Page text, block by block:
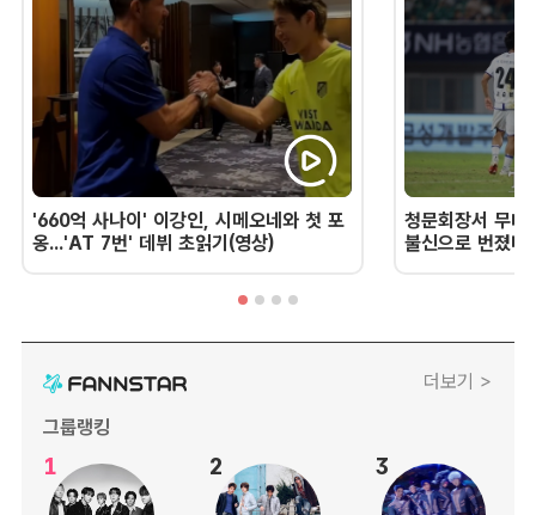
'660억 사나이' 이강인, 시메오네와 첫 포
옹...'AT 7번' 데뷔 초읽기(영상)
청문회장서 무너
불신으로 번졌
더보기 >
그룹랭킹
1 2 3